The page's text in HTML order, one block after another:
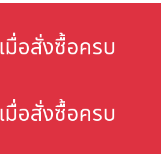
เมื่อสั่งซื้อครบ
เมื่อสั่งซื้อครบ